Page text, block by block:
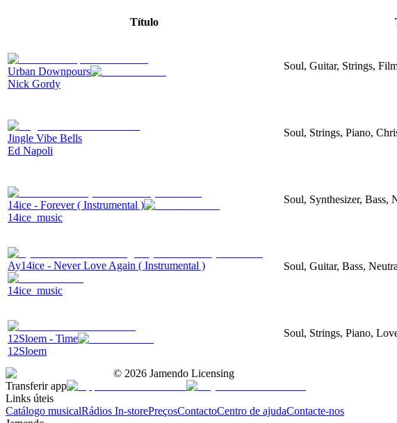
Título
Urban Downpours
Nick Gordy
Soul, Guitar, Strings,
Jingle Vibe Bells
Ed Napoli
Soul, Strings, Piano,
14ice - Forever ( Instrumental )
14ice_music
Soul, Synthesizer, Bass,
Ay14ice - Never Love Again ( Instrumental )
14ice_music
Soul, Guitar, Bass,
12Sloem - Time
12Sloem
Soul, Strings, Piano,
© 2026 Jamendo Licensing
Transferir app
Links úteis
Catálogo musicalRádios In-storePreçosContactoCentro de ajudaContacte-nos